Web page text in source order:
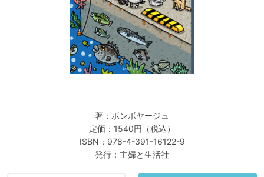
著：ボンボヤージュ
定価：1540円（税込）
ISBN：978-4-391-16122-9
発行：主婦と生活社